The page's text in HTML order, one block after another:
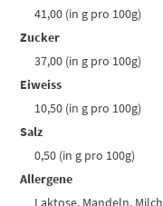
41,00 (in g pro 100g)
Zucker
37,00 (in g pro 100g)
Eiweiss
10,50 (in g pro 100g)
Salz
0,50 (in g pro 100g)
Allergene
Laktose, Mandeln,